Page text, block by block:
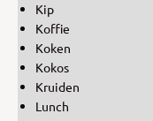
Kip
Koffie
Koken
Kokos
Kruiden
Lunch